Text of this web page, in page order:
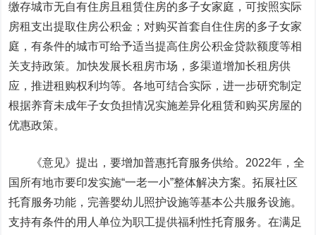
缴存城市无自有住房且租赁住房的多子女家庭，可按照实际
房租支出提取住房公积金；对购买首套自住住房的多子女家
庭，有条件的城市可给予适当提高住房公积金贷款额度等相
关支持政策。加快发展长租房市场，多渠道增加长租房供
应，推进租购权利均等。各地可结合实际，进一步研究制定
根据养育未成年子女负担情况实施差异化租赁和购买房屋的
优惠政策。
《意见》提出，要增加普惠托育服务供给。2022年，全
国所有地市要印发实施“一老一小”整体解决方案。拓展社区
托育服务功能，完善婴幼儿照护设施等基本公共服务设施。
支持有条件的用人单位为职工提供福利性托育服务。在满足